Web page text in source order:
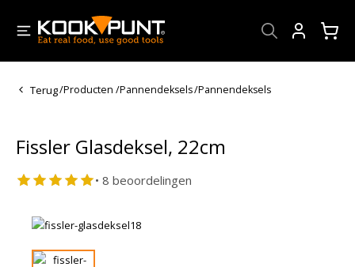
Terug/Producten /Pannendeksels/Pannendeksels
Fissler Glasdeksel, 22cm
• 8 beoordelingen